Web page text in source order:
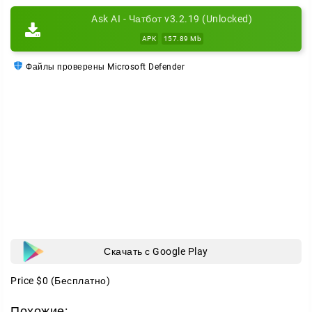
Для тех, кто ищет больше возможностей,
предусмотрена премиум-версия с расширенным
функционалом. Независимо от ваших запросов –
будь то помощь в обучении, решение
Ask AI - Чатбот v3.2.19 (Unlocked)
APK 157.89 Mb
Файлы проверены Microsoft Defender
Скачать с Google Play
Price $0 (Бесплатно)